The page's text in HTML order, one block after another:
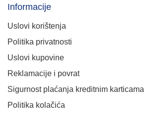
Informacije
Uslovi korištenja
Politika privatnosti
Uslovi kupovine
Reklamacije i povrat
Sigurnost plaćanja kreditnim karticama
Politika kolačića